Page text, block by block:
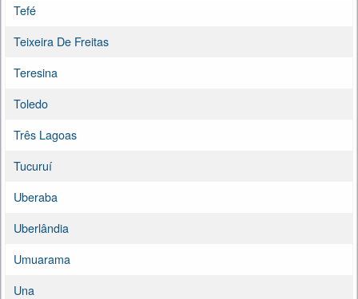
Tefé
Teixeira De Freitas
Teresina
Toledo
Três Lagoas
Tucuruí
Uberaba
Uberlândia
Umuarama
Una